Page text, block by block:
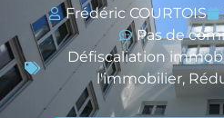
Frédéric COURTOIS
Pas de
Défiscaliation
l'immobilier,